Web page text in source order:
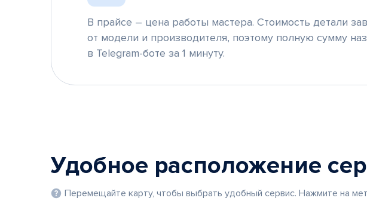
В прайсе – цена работы мастера. Стоимость детали
от модели и производителя, поэтому полную сумму
в Telegram-боте за 1 минуту.
Удобное расположение
Перемещайте карту, чтобы выбрать удобный сервис. Нажмите на